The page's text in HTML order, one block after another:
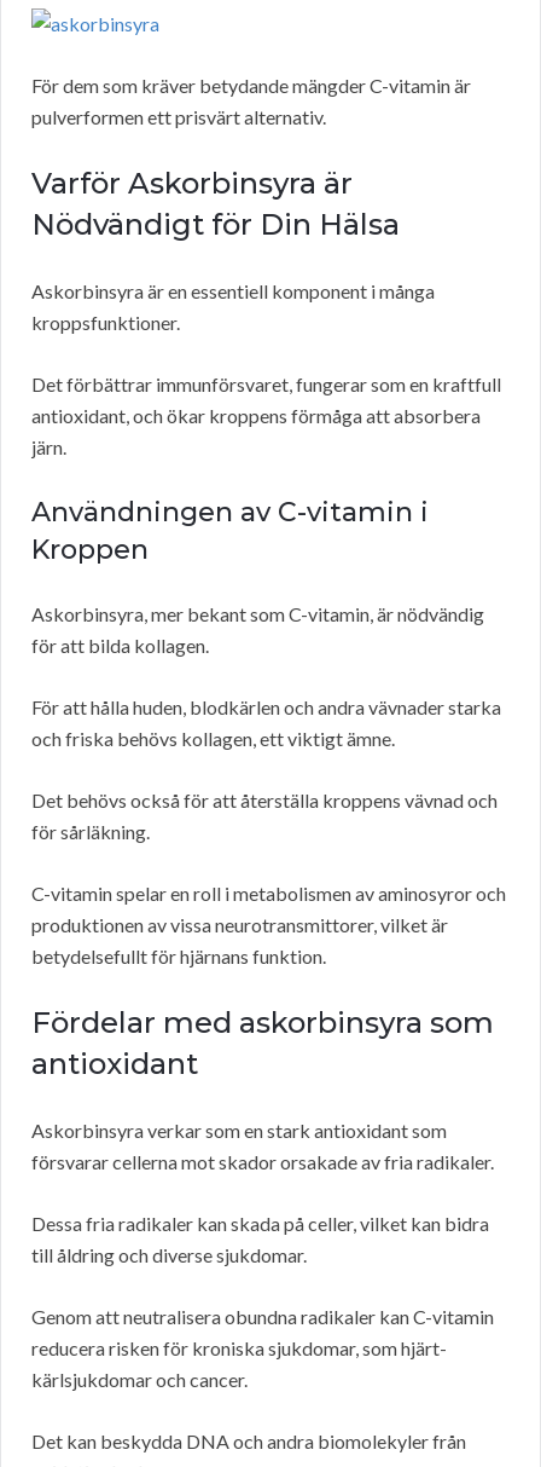
För dem som kräver betydande mängder C-vitamin är
pulverformen ett prisvärt alternativ.
Varför Askorbinsyra är
Nödvändigt för Din Hälsa
Askorbinsyra är en essentiell komponent i många
kroppsfunktioner.
Det förbättrar immunförsvaret, fungerar som en kraftfull
antioxidant, och ökar kroppens förmåga att absorbera
järn.
Användningen av C-vitamin i
Kroppen
Askorbinsyra, mer bekant som C-vitamin, är nödvändig
för att bilda kollagen.
För att hålla huden, blodkärlen och andra vävnader starka
och friska behövs kollagen, ett viktigt ämne.
Det behövs också för att återställa kroppens vävnad och
för sårläkning.
C-vitamin spelar en roll i metabolismen av aminosyror och
produktionen av vissa neurotransmittorer, vilket är
betydelsefullt för hjärnans funktion.
Fördelar med askorbinsyra som
antioxidant
Askorbinsyra verkar som en stark antioxidant som
försvarar cellerna mot skador orsakade av fria radikaler.
Dessa fria radikaler kan skada på celler, vilket kan bidra
till åldring och diverse sjukdomar.
Genom att neutralisera obundna radikaler kan C-vitamin
reducera risken för kroniska sjukdomar, som hjärt-
kärlsjukdomar och cancer.
Det kan beskydda DNA och andra biomolekyler från